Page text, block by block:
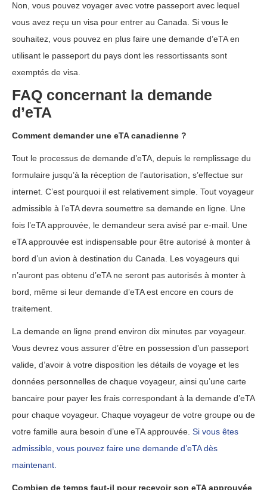
Non, vous pouvez voyager avec votre passeport avec lequel
vous avez reçu un visa pour entrer au Canada. Si vous le
souhaitez, vous pouvez en plus faire une demande d’eTA en
utilisant le passeport du pays dont les ressortissants sont
exemptés de visa.
FAQ concernant la demande
d’eTA
Comment demander une eTA canadienne ?
Tout le processus de demande d’eTA, depuis le remplissage du
formulaire jusqu’à la réception de l’autorisation, s’effectue sur
internet. C’est pourquoi il est relativement simple. Tout voyageur
admissible à l’eTA devra soumettre sa demande en ligne. Une
fois l’eTA approuvée, le demandeur sera avisé par e-mail. Une
eTA approuvée est indispensable pour être autorisé à monter à
bord d’un avion à destination du Canada. Les voyageurs qui
n’auront pas obtenu d’eTA ne seront pas autorisés à monter à
bord, même si leur demande d’eTA est encore en cours de
traitement.
La demande en ligne prend environ dix minutes par voyageur.
Vous devrez vous assurer d’être en possession d’un passeport
valide, d’avoir à votre disposition les détails de voyage et les
données personnelles de chaque voyageur, ainsi qu’une carte
bancaire pour payer les frais correspondant à la demande d’eTA
pour chaque voyageur. Chaque voyageur de votre groupe ou de
votre famille aura besoin d’une eTA approuvée. Si vous êtes
admissible, vous pouvez faire une demande d’eTA dès
maintenant.
Combien de temps faut-il pour recevoir son eTA approuvée